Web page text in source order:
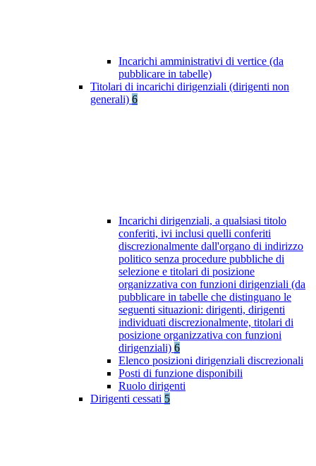
Incarichi amministrativi di vertice (da
pubblicare in tabelle)
Titolari di incarichi dirigenziali (dirigenti non
generali) 6
Incarichi dirigenziali, a qualsiasi titolo
conferiti, ivi inclusi quelli conferiti
discrezionalmente dall'organo di indirizzo
politico senza procedure pubbliche di
selezione e titolari di posizione
organizzativa con funzioni dirigenziali (da
pubblicare in tabelle che distinguano le
seguenti situazioni: dirigenti, dirigenti
individuati discrezionalmente, titolari di
posizione organizzativa con funzioni
dirigenziali) 6
Elenco posizioni dirigenziali discrezionali
Posti di funzione disponibili
Ruolo dirigenti
Dirigenti cessati 5